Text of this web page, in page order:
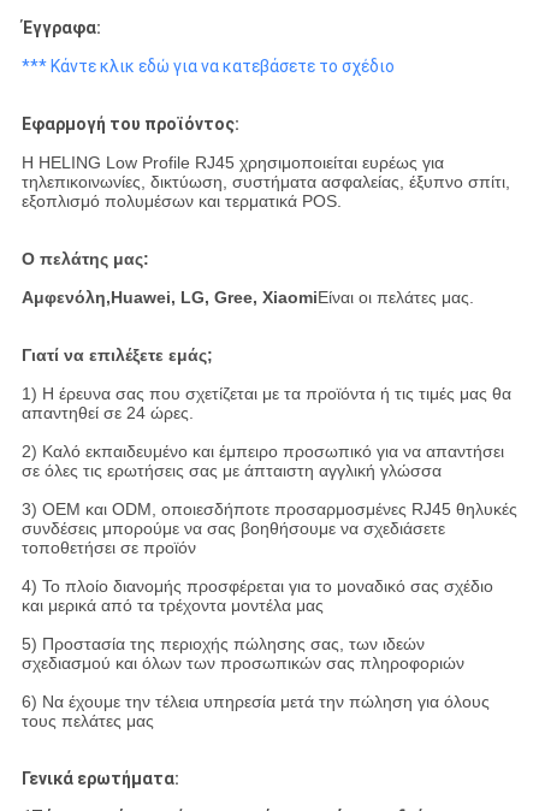
Έγγραφα:
*** Κάντε κλικ εδώ για να κατεβάσετε το σχέδιο
Εφαρμογή του προϊόντος:
Η HELING Low Profile RJ45 χρησιμοποιείται ευρέως για
τηλεπικοινωνίες, δικτύωση, συστήματα ασφαλείας, έξυπνο σπίτι,
εξοπλισμό πολυμέσων και τερματικά POS.
Ο πελάτης μας:
Αμφενόλη,Huawei, LG, Gree, XiaomiΕίναι οι πελάτες μας.
Γιατί να επιλέξετε εμάς;
1) Η έρευνα σας που σχετίζεται με τα προϊόντα ή τις τιμές μας θα
απαντηθεί σε 24 ώρες.
2) Καλό εκπαιδευμένο και έμπειρο προσωπικό για να απαντήσει
σε όλες τις ερωτήσεις σας με άπταιστη αγγλική γλώσσα
3) OEM και ODM, οποιεσδήποτε προσαρμοσμένες RJ45 θηλυκές
συνδέσεις μπορούμε να σας βοηθήσουμε να σχεδιάσετε
τοποθετήσει σε προϊόν
4) Το πλοίο διανομής προσφέρεται για το μοναδικό σας σχέδιο
και μερικά από τα τρέχοντα μοντέλα μας
5) Προστασία της περιοχής πώλησης σας, των ιδεών
σχεδιασμού και όλων των προσωπικών σας πληροφοριών
6) Να έχουμε την τέλεια υπηρεσία μετά την πώληση για όλους
τους πελάτες μας
Γενικά ερωτήματα: